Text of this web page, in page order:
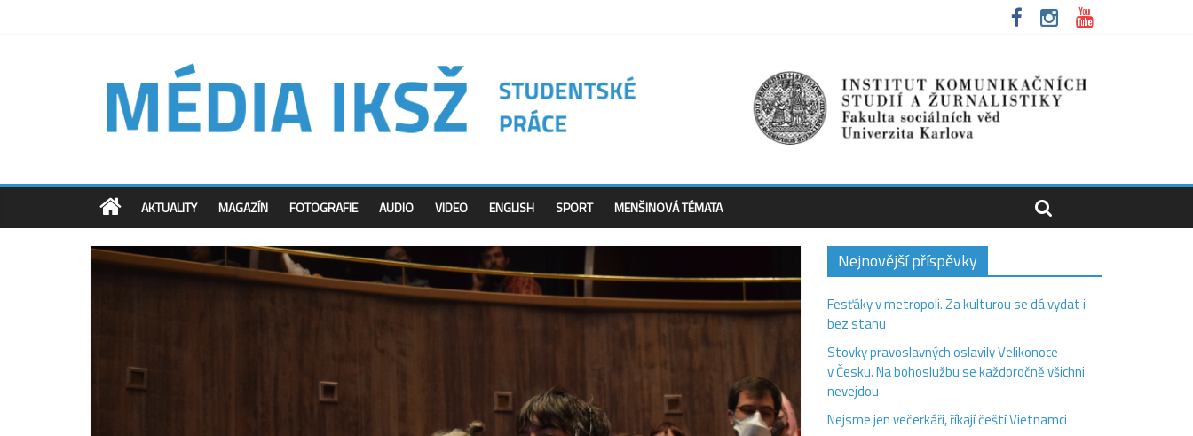
AKTUALITY MAGAZÍN FOTOGRAFIE AUDIO VIDEO ENGLISH SPORT MENŠINOVÁ TÉMATA
Nejnovější příspěvky
Fesťáky v metropoli. Za kulturou se dá vydat i
bez stanu
Stovky pravoslavných oslavily Velikonoce
v Česku. Na bohoslužbu se každoročně všichni
nevejdou
Nejsme jen večerkáři, říkají čeští Vietnamci